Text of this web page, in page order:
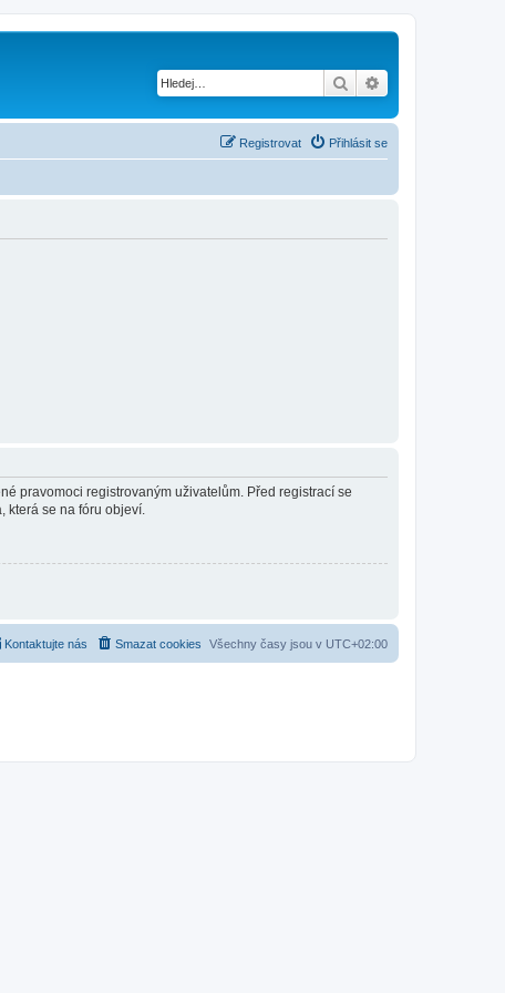
Hledat
Přihlásit se
Registrovat
pravomoci registrovaným uživatelům. Před registrací se
která se na fóru objeví.
Všechny časy jsou v UTC+02:00
Smazat cookies
Kontaktujte nás